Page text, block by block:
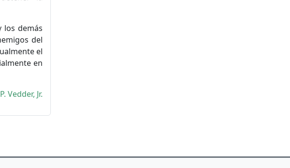
los demás
del
el
en
Vedder, Jr.